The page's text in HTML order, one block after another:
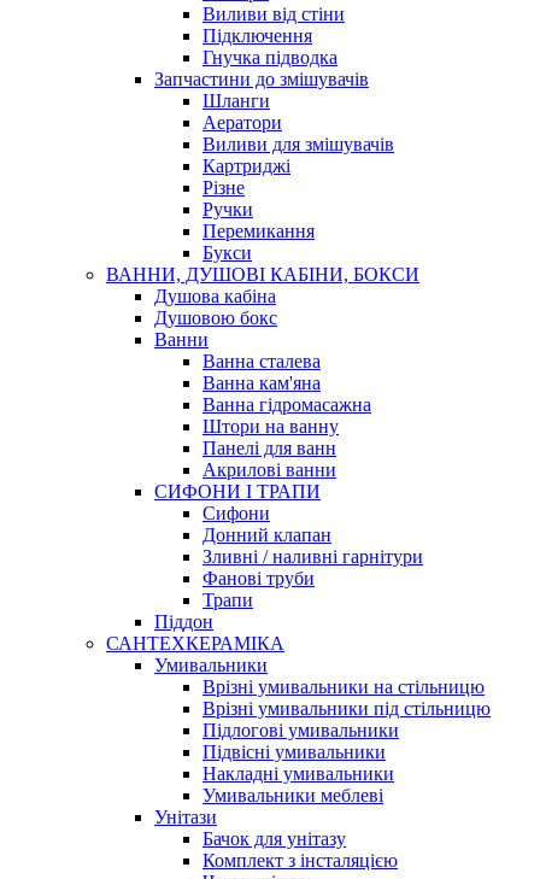
Виливи від стіни
Підключення
Гнучка підводка
Запчастини до змішувачів
Шланги
Аератори
Виливи для змішувачів
Картриджі
Різне
Ручки
Перемикання
Букси
ВАННИ, ДУШОВІ КАБІНИ, БОКСИ
Душова кабіна
Душовою бокс
Ванни
Ванна сталева
Ванна кам'яна
Ванна гідромасажна
Штори на ванну
Панелі для ванн
Акрилові ванни
СИФОНИ І ТРАПИ
Сифони
Донний клапан
Зливні / наливні гарнітури
Фанові труби
Трапи
Піддон
САНТЕХКЕРАМІКА
Умивальники
Врізні умивальники на стільницю
Врізні умивальники під стільницю
Підлогові умивальники
Підвісні умивальники
Накладні умивальники
Умивальники меблеві
Унітази
Бачок для унітазу
Комплект з інсталяцією